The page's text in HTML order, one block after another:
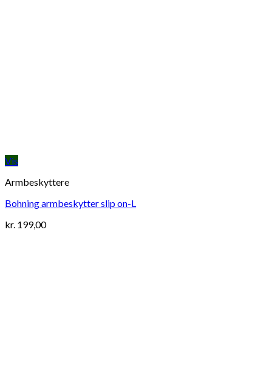
Vis
Armbeskyttere
Bohning armbeskytter slip on-L
kr. 199,00